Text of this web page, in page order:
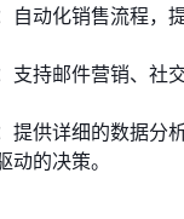
自动化销售流程，
支持邮件营销、社
提供详细的数据分
动的决策。